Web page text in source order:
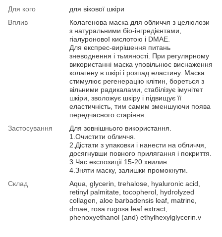
Для кого
для вікової шкіри
Вплив
Колагенова маска для обличчя з целюлози
з натуральними біо-інгредієнтами,
гіалуронової кислотою і DMAE.
Для експрес-вирішення питань
зневоднення і тьмяності. При регулярному
використанні маска уповільнює виснаження
колагену в шкірі і розпад еластину. Маска
стимулює регенерацію клітин, бореться з
вільними радикалами, стабілізує імунітет
шкіри, зволожує шкіру і підвищує її
еластичність, тим самим зменшуючи поява
передчасного старіння.
Застосування
Для зовнішнього використання.
1.Очистити обличчя.
2.Дістати з упаковки і нанести на обличчя,
досягнувши повного прилягання і покриття.
3.Час експозиції 15-20 хвилин.
4.Зняти маску, залишки промокнути.
Склад
Aqua, glycerin, trehalose, hyaluronic acid,
retinyl palmitate, tocopherol, hydrolyzed
collagen, aloe barbadensis leaf, matrine,
dmае, rosa rugosa leaf extract,
phenoxyethanol (and) ethylhexylglycerin.v